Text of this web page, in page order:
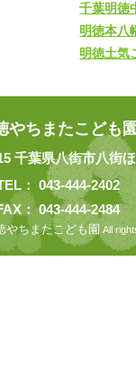
千葉明徳
明徳本八
明徳土気
やちまたこども園
千葉県八街市八街
： 043-444-2402
： 043-444-2484
やちまたこども園All